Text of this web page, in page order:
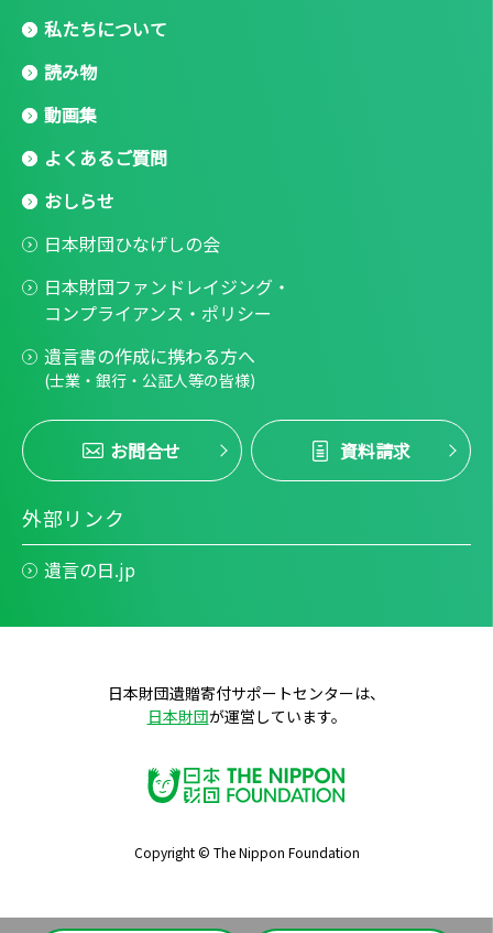
私たちについて
読み物
動画集
よくあるご質問
おしらせ
日本財団ひなげしの会
日本財団ファンドレイジング・
コンプライアンス・ポリシー
遺言書の作成に携わる方へ
(士業・銀行・公証人等の皆様)
お問合せ 資料請求
外部リンク
遺言の日.jp
日本財団遺贈寄付サポートセンターは、
日本財団が運営しています。
Copyright © The Nippon Foundation